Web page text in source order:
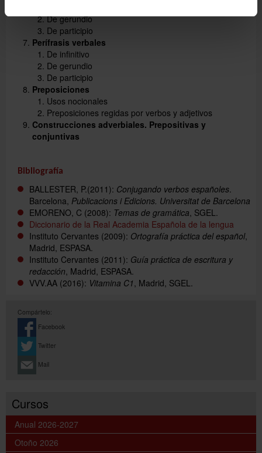
De gerundio
De participio
Perífrasis verbales
De infinitivo
De gerundio
De participio
Preposiciones
Usos nocionales
Preposiciones regidas por verbos y adjetivos
Construcciones adverbiales. Prepositivas y
conjuntivas
Bibliografía
BALLESTER, P.(2011): Conjugando verbos españoles
Barcelona, Publicacions i Edicions. Universitat de Barcelona
EMORENO, C (2008): Temas de gramática , SGEL.
Diccionario de la Real Academia Española de la lengua
Instituto Cervantes (2009): Ortografía práctica del español,
Madrid, ESPASA.
Instituto Cervantes (2011): Guía práctica de escritura y
redacción , Madrid, ESPASA.
VVV.AA (2016): Vitamina C1 , Madrid, SGEL.
Compártelo:
Facebook
Twitter
Mail
Cursos
Anual 2026-2027
Otoño 2026